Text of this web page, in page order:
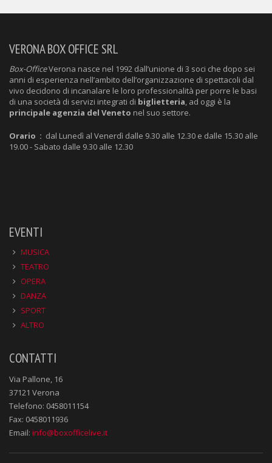
VERONA BOX OFFICE SRL
Box-OfficeVerona nasce nel 1992 dall’unione di 3 soci che dopo sei
anni di esperienza nell’ambito dell’organizzazione di spettacoli dal
vivo decidono di incanalare le loro professionalità per porre le basi
di una società di servizi integrati di biglietteria, ad oggi è la
principale agenzia del Veneto nel suo settore.
Orario : dal Lunedì al Venerdì dalle 9.30 alle 12.30 e dalle 15.30 alle
19.00 - Sabato dalle 9.30 alle 12.30
EVENTI
MUSICA
TEATRO
OPERA
DANZA
SPORT
ALTRO
CONTATTI
Via Pallone, 16
37121 Verona
Telefono: 0458011154
Fax: 0458011936
Email: info@boxofficelive.it